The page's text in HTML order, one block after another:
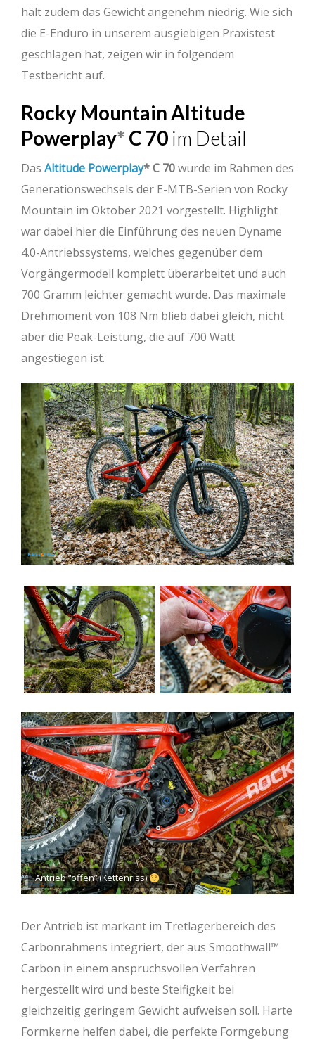
hält zudem das Gewicht angenehm niedrig. Wie sich
die E-Enduro in unserem ausgiebigen Praxistest
geschlagen hat, zeigen wir in folgendem
Testbericht auf.
Rocky MountainAltitude
Powerplay C 70 im Detail
Das Altitude Powerplay C 70wurde im Rahmen des
Generationswechsels der E-MTB-Serien von Rocky
Mountain im Oktober 2021 vorgestellt. Highlight
war dabei hier die Einführung des neuen Dyname
4.0-Antriebssystems, welches gegenüber dem
Vorgängermodell komplett überarbeitet und auch
700 Gramm leichter gemacht wurde. Das maximale
Drehmoment von 108 Nm blieb dabei gleich, nicht
aber die Peak-Leistung, die auf 700 Watt
angestiegen ist.
Antrieb “offen” (Kettenriss)
Der Antrieb ist markant im Tretlagerbereich des
Carbonrahmens integriert, der aus Smoothwall™
Carbon in einem anspruchsvollen Verfahren
hergestellt wird und beste Steifigkeit bei
gleichzeitig geringem Gewicht aufweisen soll. Harte
Formkerne helfen dabei, die perfekte Formgebung